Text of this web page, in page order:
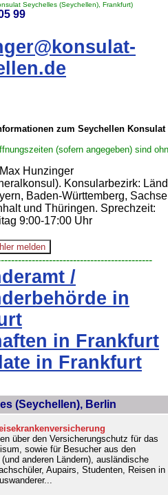
Seychelles (Seychellen), Frankfurt)
99
zum Seychellen Konsulat
(sofern angegeben) sind
Hunzinger
Konsularbezirk:
Baden-Württemberg,
und Thüringen. Sprechzeit:
9:00-17:00 Uhr
/
in
in Frankfurt
in Frankfurt
(Seychellen), Berlin
über den Versicherungschutz für das
sowie für Besucher aus den
anderen Ländern), ausländische
Aupairs, Studenten, Reisen in